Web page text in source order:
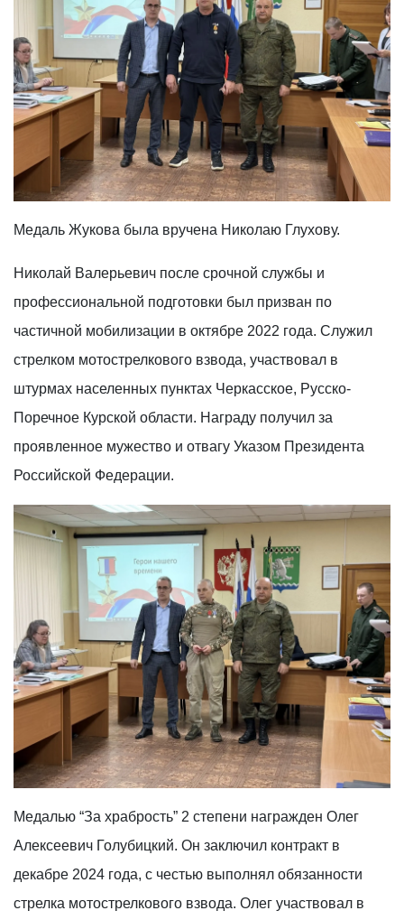
Медаль Жукова была вручена Николаю Глухову.
Николай Валерьевич после срочной службы и
профессиональной подготовки был призван по
частичной мобилизации в октябре 2022 года. Служил
стрелком мотострелкового взвода, участвовал в
штурмах населенных пунктах Черкасское, Русско-
Поречное Курской области. Награду получил за
проявленное мужество и отвагу Указом Президента
Российской Федерации.
Медалью “За храбрость” 2 степени награжден Олег
Алексеевич Голубицкий. Он заключил контракт в
декабре 2024 года, с честью выполнял обязанности
стрелка мотострелкового взвода. Олег участвовал в